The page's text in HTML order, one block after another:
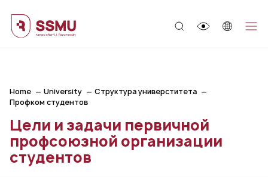
Home University
Структура универститета
Профком студентов
Цели и задачи первичной
профсоюзной организации
студентов